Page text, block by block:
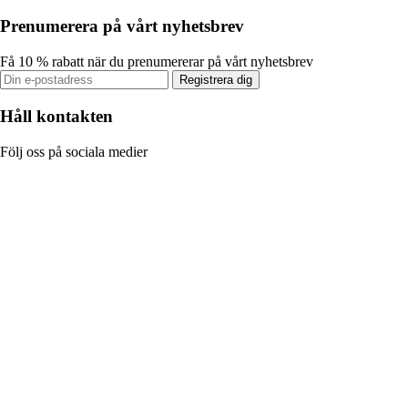
Prenumerera på vårt nyhetsbrev
Få 10 % rabatt när du prenumererar på vårt nyhetsbrev
Registrera dig
Håll kontakten
Följ oss på sociala medier